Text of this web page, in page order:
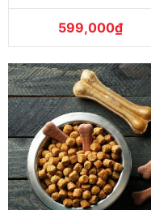
599,000₫